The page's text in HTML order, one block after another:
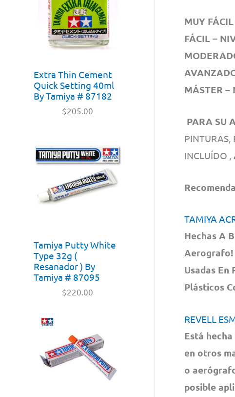
Extra Thin Cement
Quick Setting 40ml
By Tamiya # 87182
$205.00
Tamiya Putty White
Type 32g (
Resanador ) By
Tamiya # 87095
$220.00
MUY
FÁCIL –
MÁSTER –
PARA SU
PINTURAS,
INCLUÍDO ,
TAMIYA
Hechas A
Aerografo!
Usadas En
Plásticos
REVELL
Está
en otros
o
posible